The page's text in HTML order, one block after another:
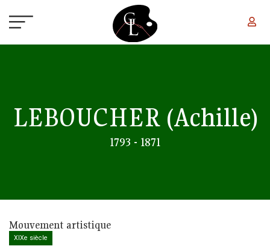
LEBOUCHER(Achille)
1793 - 1871
Mouvement artistique
XIXe siècle